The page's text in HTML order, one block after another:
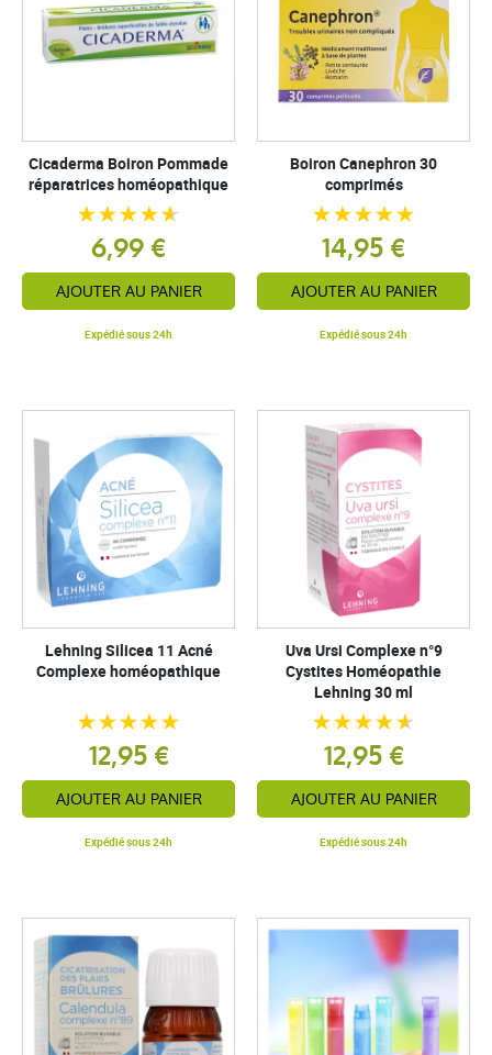
Cicaderma Boiron Pommade
réparatrices homéopathique
6,99 €
AJOUTER AU PANIER
Expédié sous 24h
Boiron Canephron 30
comprimés
14,95 €
AJOUTER AU PANIER
Expédié sous 24h
Lehning Silicea 11 Acné
Complexe homéopathique
12,95 €
AJOUTER AU PANIER
Expédié sous 24h
Uva Ursi Complexe n°9
Cystites Homéopathie
Lehning 30 ml
12,95 €
AJOUTER AU PANIER
Expédié sous 24h